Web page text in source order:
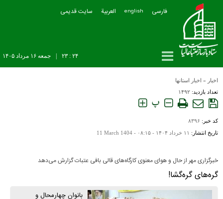
فارسی english العربیة سایت قدیمی
جمعه ۱۶ مرداد ۱۴۰۵ ۲۴ : ۲۳
اخبار » اخبار استانها
تعداد بازدید: ۱۴۹۲
پ
کد خبر: ۸۳۹۶
تاریخ انتشار: ۱۱ خرداد ۱۴۰۴ - ۰۸:۱۵ - 11 March 1404
خبرگزاری مهر از حال و هوای معنوی کارگاه‌های قالی بافی عتبات گزارش می‌دهد
گره‌های گره‌گشا!
بانوان چهارمحال و